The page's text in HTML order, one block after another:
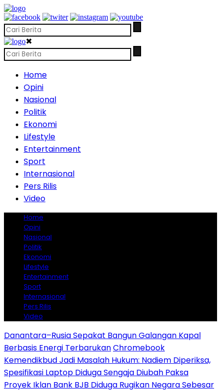
✖
Home
Opini
Nasional
Politik
Ekonomi
Lifestyle
Entertainment
Sport
Internasional
Pers Rilis
Video
Home
Opini
Nasional
Politik
Ekonomi
Lifestyle
Entertainment
Sport
Internasional
Pers Rilis
Video
Danantara–Rusia Sepakat Bangun Galangan Kapal
Berbasis Energi TerbarukanChromebook
Kemendikbud Jadi Masalah Hukum: Nadiem Diperiksa,
Spesifikasi Laptop Diduga Sengaja Diubah Paksa
Proyek Iklan Bank BJB Diduga Rugikan Negara Sebesar